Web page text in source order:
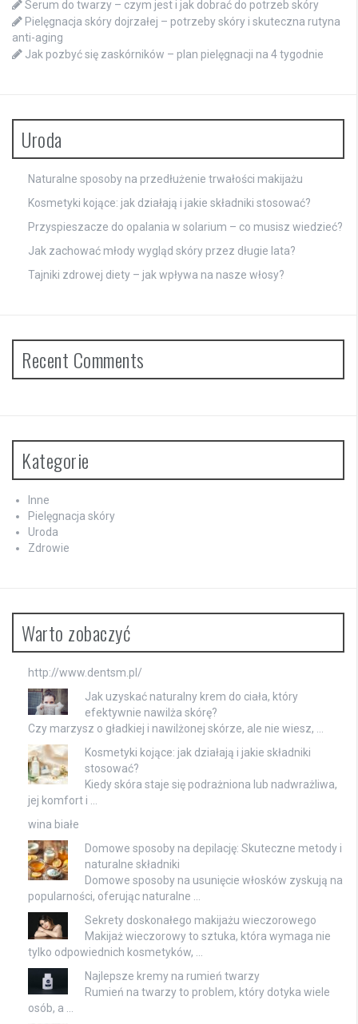
Serum do twarzy – czym jest i jak dobrać do potrzeb skóry
Pielęgnacja skóry dojrzałej – potrzeby skóry i skuteczna rutyna
anti-aging
Jak pozbyć się zaskórników – plan pielęgnacji na 4 tygodnie
Uroda
Naturalne sposoby na przedłużenie trwałości makijażu
Kosmetyki kojące: jak działają i jakie składniki stosować?
Przyspieszacze do opalania w solarium – co musisz wiedzieć?
Jak zachować młody wygląd skóry przez długie lata?
Tajniki zdrowej diety – jak wpływa na nasze włosy?
Recent Comments
Kategorie
Inne
Pielęgnacja skóry
Uroda
Zdrowie
Warto zobaczyć
http://www.dentsm.pl/
Jak uzyskać naturalny krem do ciała, który
efektywnie nawilża skórę?
Czy marzysz o gładkiej i nawilżonej skórze, ale nie wiesz, …
Kosmetyki kojące: jak działają i jakie składniki
stosować?
Kiedy skóra staje się podrażniona lub nadwrażliwa,
jej komfort i …
wina białe
Domowe sposoby na depilację: Skuteczne metody i
naturalne składniki
Domowe sposoby na usunięcie włosków zyskują na
popularności, oferując naturalne …
Sekrety doskonałego makijażu wieczorowego
Makijaż wieczorowy to sztuka, która wymaga nie
tylko odpowiednich kosmetyków, …
Najlepsze kremy na rumień twarzy
Rumień na twarzy to problem, który dotyka wiele
osób, a …